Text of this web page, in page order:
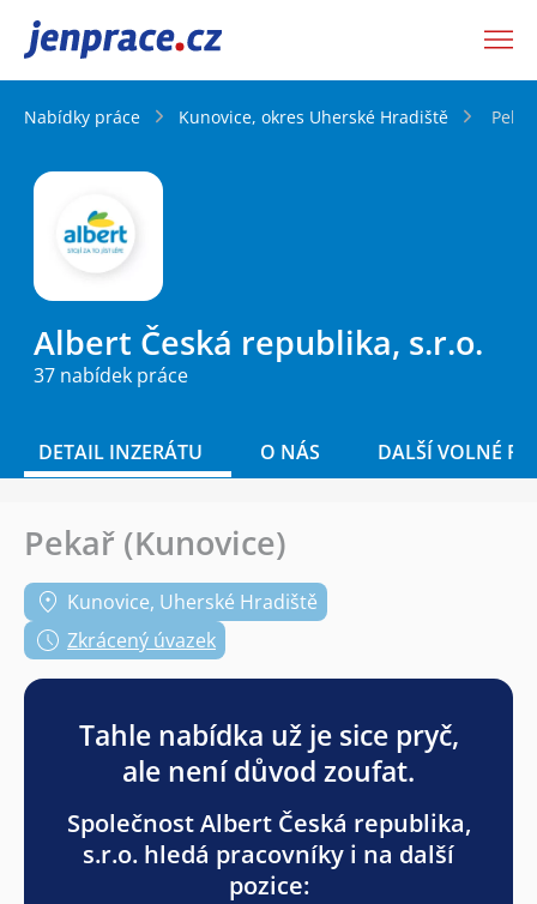
JenPráce.cz
Nabídky práce Kunovice, okres Uherské Hradiště
Albert Česká republika, s.r.o.
37 nabídek práce
DETAIL INZERÁTU O NÁS DALŠÍ VOLNÉ
Pekař (Kunovice)
Kunovice, Uherské Hradiště
Zkrácený úvazek
Tahle nabídka už je sice pryč,
ale není důvod zoufat.
Společnost Albert Česká republika,
s.r.o. hledá pracovníky i na další
pozice: